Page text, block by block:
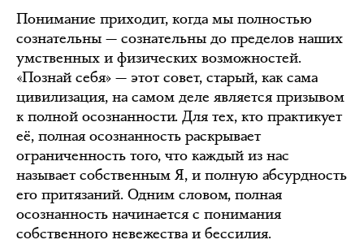
Понимание приходит, когда мы полностью
сознательны — сознательны до пределов наших
умственных и физических возможностей.
«Познай себя» — этот совет, старый, как сама
цивилизация, на самом деле является призывом
к полной осознанности. Для тех, кто практикует
её, полная осознанность раскрывает
ограниченность того, что каждый из нас
называет собственным Я, и полную абсурдность
его притязаний. Одним словом, полная
осознанность начинается с понимания
собственного невежества и бессилия.